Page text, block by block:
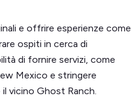
e offrire esperienze come
ospiti in cerca di
di fornire servizi, come
Mexico e stringere
vicino Ghost Ranch.